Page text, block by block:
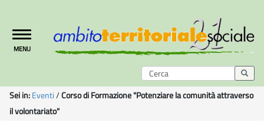
Toggle
navigation
MENU
Sei in:Eventi/Corso di Formazione "Potenziare la comunità attraverso
il volontariato"